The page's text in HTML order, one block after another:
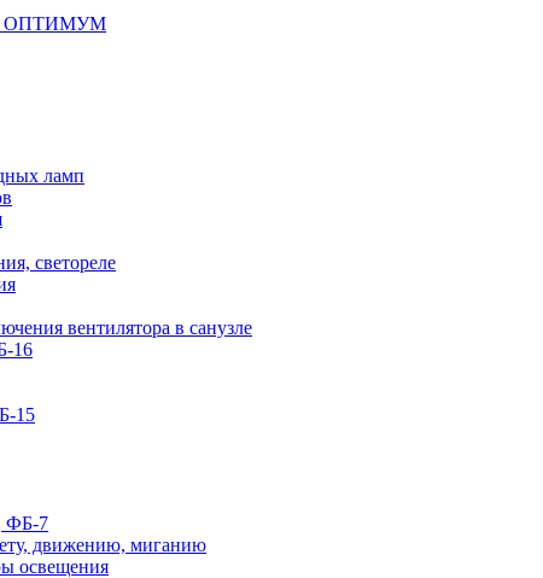
ОПТИМУМ
ламп
светореле
вентилятора в санузле
16
15
ФБ-7
движению, миганию
освещения